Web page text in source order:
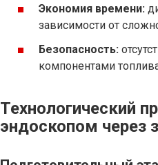
Экономия времени:
зависимости от
Безопасность:
компонентами
Технологический
эндоскопом через